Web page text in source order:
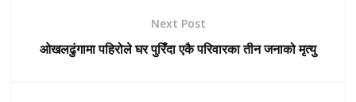
Next Post
ओखलढुंगामा पहिरोले घर पुरिँदा एकै परिवारका तीन जनाको मृत्यु